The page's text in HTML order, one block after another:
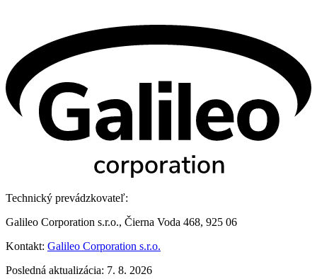
Technický prevádzkovateľ:
Galileo Corporation s.r.o., Čierna Voda 468, 925 06
Kontakt: Galileo Corporation s.r.o.
Posledná aktualizácia: 7. 8. 2026